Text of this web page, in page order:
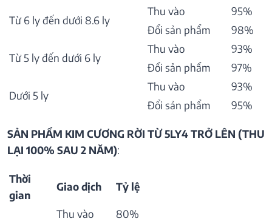
Từ 6 ly đến dưới 8.6 ly
Thu vào
95%
Đổi sản phẩm
98%
Từ 5 ly đến dưới 6 ly
Thu vào
93%
Đổi sản phẩm
97%
Dưới 5 ly
Thu vào
93%
Đổi sản phẩm
95%
SẢN PHẨM KIM CƯƠNG RỜI TỪ 5LY4 TRỞ LÊN (THU
LẠI 100% SAU 2 NĂM):
Thời
gian
Giao dịch Tỷ lệ
Thu vào
80%